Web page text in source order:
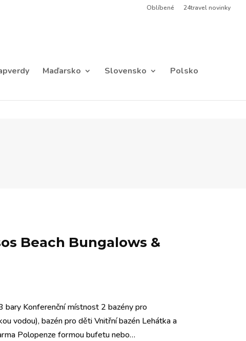
Oblíbené 24travel novinky
Maďarsko Slovensko
Polsko
Beach Bungalows &
bary Konferenční místnost 2 bazény pro
vodou), bazén pro děti Vnitřní bazén Lehátka a
Polopenze formou bufetu nebo…